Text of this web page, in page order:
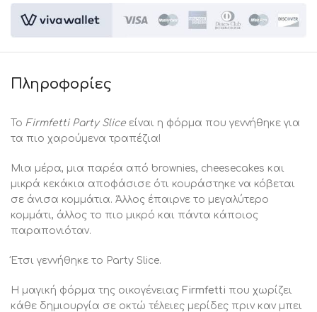
Πληροφορίες
Το Firmfetti Party Slice είναι η φόρμα που γεννήθηκε για
τα πιο χαρούμενα τραπέζια!
Μια μέρα, μια παρέα από brownies, cheesecakes και
μικρά κεκάκια αποφάσισε ότι κουράστηκε να κόβεται
σε άνισα κομμάτια. Άλλος έπαιρνε το μεγαλύτερο
κομμάτι, άλλος το πιο μικρό και πάντα κάποιος
παραπονιόταν.
Έτσι γεννήθηκε το Party Slice.
Η μαγική φόρμα της οικογένειας Firmfetti που χωρίζει
κάθε δημιουργία σε οκτώ τέλειες μερίδες πριν καν μπει